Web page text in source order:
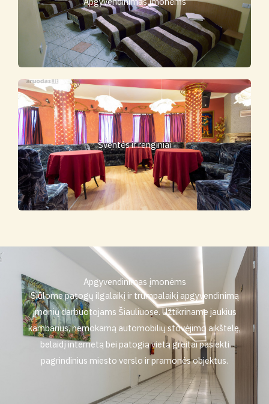
Šventės ir renginiai
Apgyvendinimas įmonėms
Siūlome patogų ilgalaikį ir trumpalaikį apgyvendinimą
įmonių darbuotojams Šiauliuose. Užtikriname jaukius
kambarius, nemokamą automobilių stovėjimo aikštelę,
belaidį internetą bei patogią vietą greitai pasiekti
pagrindinius miesto verslo ir pramonės objektus.